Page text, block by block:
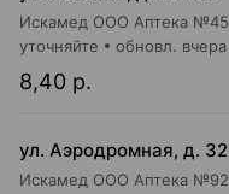
Искамед ООО Аптека №45
8,40 р.
уточняйте обновл. вчера
ул. Аэродромная, д. 32
Искамед ООО Аптека №92